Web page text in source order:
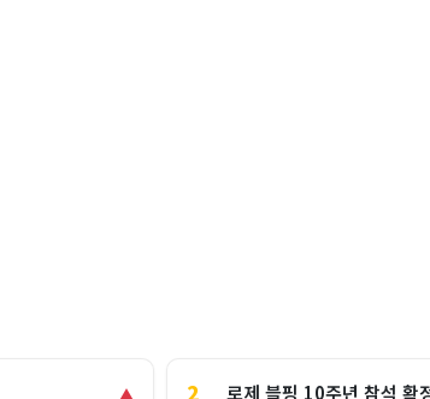
▲ 2 로제 블핑 10주년 참석 확